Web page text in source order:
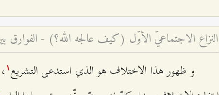
النزاع الاجتماعيّ الأوّل (كيف عالجه الله؟) - الفوارق
و ظهور هذا الاختلاف هو الذي استدعى التشريع ۱